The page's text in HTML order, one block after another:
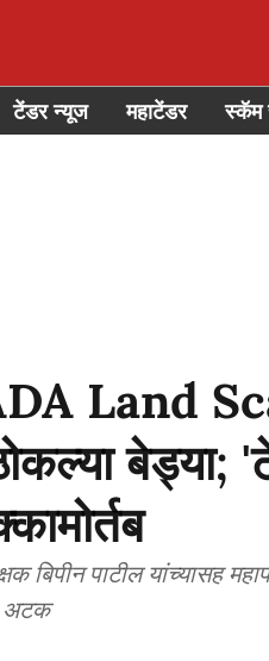
टेंडर न्यूज महाटेंडर स्कॅम
Land
बेड्या;
बिपीन पाटील यांच्यासह
अटक